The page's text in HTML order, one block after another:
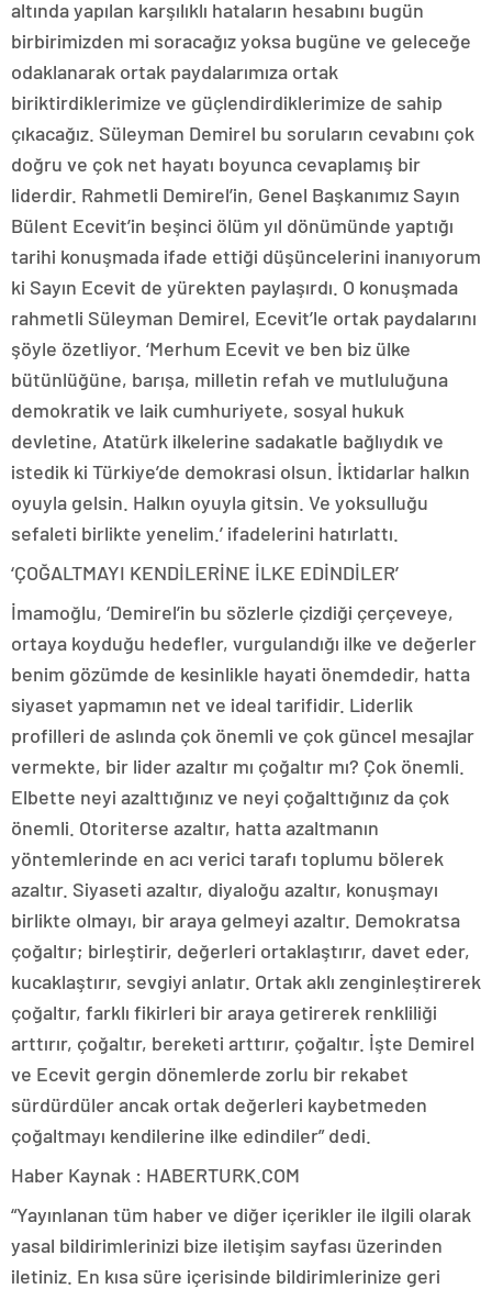
altında yapılan karşılıklı hataların hesabını bugün
birbirimizden mi soracağız yoksa bugüne ve geleceğe
odaklanarak ortak paydalarımıza ortak
biriktirdiklerimize ve güçlendirdiklerimize de sahip
çıkacağız. Süleyman Demirel bu soruların cevabını çok
doğru ve çok net hayatı boyunca cevaplamış bir
liderdir. Rahmetli Demirel’in, Genel Başkanımız Sayın
Bülent Ecevit’in beşinci ölüm yıl dönümünde yaptığı
tarihi konuşmada ifade ettiği düşüncelerini inanıyorum
ki Sayın Ecevit de yürekten paylaşırdı. O konuşmada
rahmetli Süleyman Demirel, Ecevit’le ortak paydalarını
şöyle özetliyor. ‘Merhum Ecevit ve ben biz ülke
bütünlüğüne, barışa, milletin refah ve mutluluğuna
demokratik ve laik cumhuriyete, sosyal hukuk
devletine, Atatürk ilkelerine sadakatle bağlıydık ve
istedik ki Türkiye’de demokrasi olsun. İktidarlar halkın
oyuyla gelsin. Halkın oyuyla gitsin. Ve yoksulluğu
sefaleti birlikte yenelim.’ ifadelerini hatırlattı.
‘ÇOĞALTMAYI KENDİLERİNE İLKE EDİNDİLER’
İmamoğlu, ‘Demirel’in bu sözlerle çizdiği çerçeveye,
ortaya koyduğu hedefler, vurgulandığı ilke ve değerler
benim gözümde de kesinlikle hayati önemdedir, hatta
siyaset yapmamın net ve ideal tarifidir. Liderlik
profilleri de aslında çok önemli ve çok güncel mesajlar
vermekte, bir lider azaltır mı çoğaltır mı? Çok önemli.
Elbette neyi azalttığınız ve neyi çoğalttığınız da çok
önemli. Otoriterse azaltır, hatta azaltmanın
yöntemlerinde en acı verici tarafı toplumu bölerek
azaltır. Siyaseti azaltır, diyaloğu azaltır, konuşmayı
birlikte olmayı, bir araya gelmeyi azaltır. Demokratsa
çoğaltır; birleştirir, değerleri ortaklaştırır, davet eder,
kucaklaştırır, sevgiyi anlatır. Ortak aklı zenginleştirerek
çoğaltır, farklı fikirleri bir araya getirerek renkliliği
arttırır, çoğaltır, bereketi arttırır, çoğaltır. İşte Demirel
ve Ecevit gergin dönemlerde zorlu bir rekabet
sürdürdüler ancak ortak değerleri kaybetmeden
çoğaltmayı kendilerine ilke edindiler” dedi.
Haber Kaynak : HABERTURK.COM
“Yayınlanan tüm haber ve diğer içerikler ile ilgili olarak
yasal bildirimlerinizi bize iletişim sayfası üzerinden
iletiniz. En kısa süre içerisinde bildirimlerinize geri